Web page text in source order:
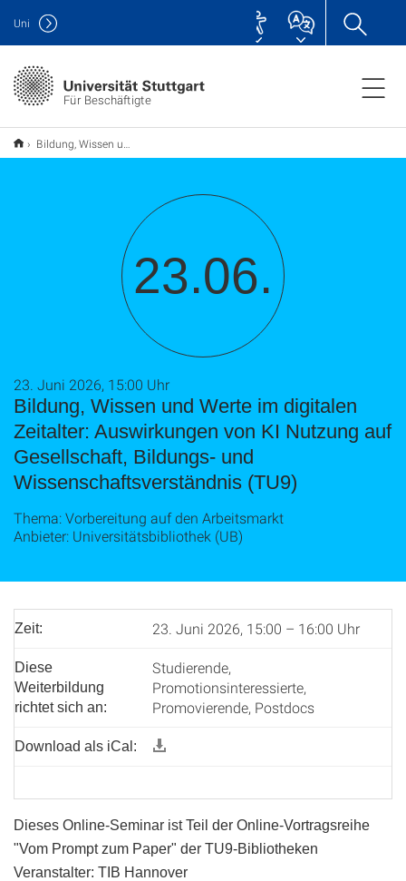
Für Beschäftigte
Uni
Bildung, Wissen und Werte im digitalen Zeitalter: Auswirkungen von KI Nutzung auf Gesellschaft, Bildungs- und Wissenschaftsverständnis (TU9)
23.06.
Bildung, Wissen und Werte im digitalen
Zeitalter: Auswirkungen von KI Nutzung auf
Gesellschaft, Bildungs- und
Wissenschaftsverständnis (TU9)
23. Juni 2026, 15:00 Uhr
Thema: Vorbereitung auf den Arbeitsmarkt
Anbieter: Universitätsbibliothek (UB)
Zeit: 23. Juni 2026, 15:00 – 16:00 Uhr
Diese
Weiterbildung
richtet sich an:
Studierende,
Promotionsinteressierte,
Promovierende, Postdocs
Download als iCal:
Dieses Online-Seminar ist Teil der Online-Vortragsreihe
"Vom Prompt zum Paper" der TU9-Bibliotheken
Veranstalter: TIB Hannover